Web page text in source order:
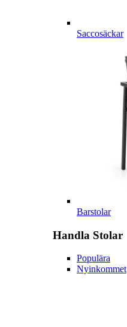
Saccosäckar
Barstolar
Handla Stolar
Populära
Nyinkommet